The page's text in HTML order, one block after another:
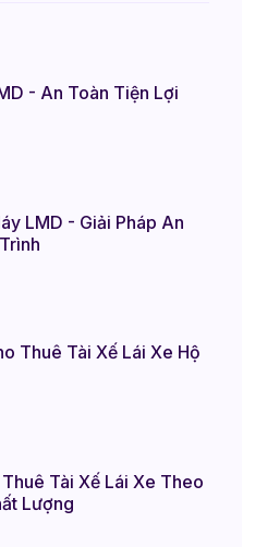
- An Toàn Tiện Lợi
LMD - Giải Pháp An
Thuê Tài Xế Lái Xe Hộ
Tài Xế Lái Xe Theo
Lượng